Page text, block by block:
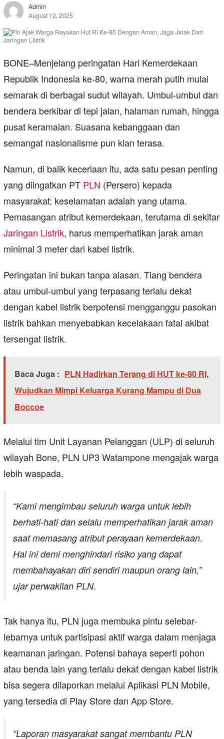
Admin
August 12, 2025
BONE–Menjelang peringatan Hari Kemerdekaan
Republik Indonesia ke-80, warna merah putih mulai
semarak di berbagai sudut wilayah. Umbul-umbul dan
bendera berkibar di tepi jalan, halaman rumah, hingga
pusat keramaian. Suasana kebanggaan dan
semangat nasionalisme pun kian terasa.
Namun, di balik keceriaan itu, ada satu pesan penting
yang diingatkan PT PLN (Persero) kepada
masyarakat: keselamatan adalah yang utama.
Pemasangan atribut kemerdekaan, terutama di sekitar
Jaringan Listrik, harus memperhatikan jarak aman
minimal 3 meter dari kabel listrik.
Peringatan ini bukan tanpa alasan. Tiang bendera
atau umbul-umbul yang terpasang terlalu dekat
dengan kabel listrik berpotensi mengganggu pasokan
listrik bahkan menyebabkan kecelakaan fatal akibat
tersengat listrik.
Baca Juga : PLN Hadirkan Terang di HUT ke-80 RI,
Wujudkan Mimpi Keluarga Kurang Mampu di Dua
Boccoe
Melalui tim Unit Layanan Pelanggan (ULP) di seluruh
wilayah Bone, PLN UP3 Watampone mengajak warga
lebih waspada.
“Kami mengimbau seluruh warga untuk lebih
berhati-hati dan selalu memperhatikan jarak aman
saat memasang atribut perayaan kemerdekaan.
Hal ini demi menghindari risiko yang dapat
membahayakan diri sendiri maupun orang lain,”
ujar perwakilan PLN.
Tak hanya itu, PLN juga membuka pintu selebar-
lebarnya untuk partisipasi aktif warga dalam menjaga
keamanan jaringan. Potensi bahaya seperti pohon
atau benda lain yang terlalu dekat dengan kabel listrik
bisa segera dilaporkan melalui Aplikasi PLN Mobile,
yang tersedia di Play Store dan App Store.
“Laporan masyarakat sangat membantu PLN